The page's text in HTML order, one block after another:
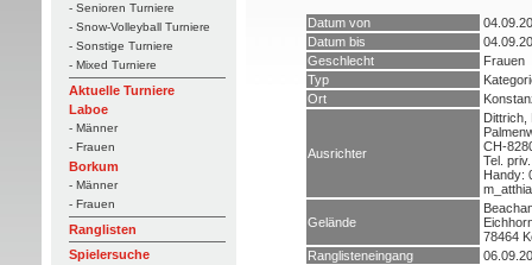
- Senioren Turniere
- Snow-Volleyball Turniere
- Sonstige Turniere
- Mixed Turniere
Aktuelle Turniere
Laboe
- Männer
- Frauen
Borkum
- Männer
- Frauen
Ranglisten
Spielersuche
Datum von
Datum bis
Geschlecht
Frauen
Typ
Ort
Ausrichter
Dittrich,
CH-
Tel.
Handy:
Gelände
78464
Ranglisteneingang